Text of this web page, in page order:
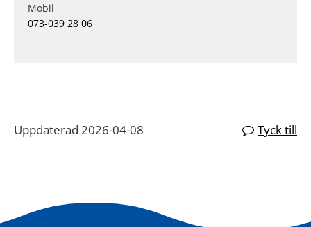
Mobil
073-039 28 06
Uppdaterad 2026-04-08 Tyck till